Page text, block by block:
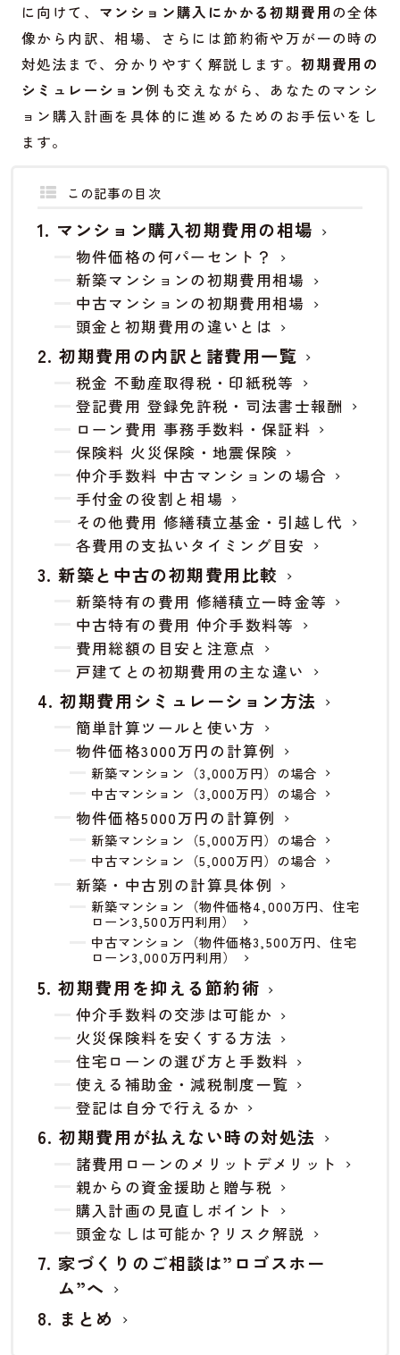
に向けて、 マンション購入にかかる初期費用の全体
像から内訳、相場、さらには節約術や万が一の時の
対処法まで、分かりやすく解説します。初期費用の
シミュレーション例も交えながら、あなたのマンシ
ョン購入計画を具体的に進めるためのお手伝いをし
ます。
この記事の目次
マンション購入初期費用の相場
物件価格の何パーセント？
新築マンションの初期費用相場
中古マンションの初期費用相場
頭金と初期費用の違いとは
初期費用の内訳と諸費用一覧
税金 不動産取得税・印紙税等
登記費用 登録免許税・司法書士報酬
ローン費用 事務手数料・保証料
保険料 火災保険・地震保険
仲介手数料 中古マンションの場合
手付金の役割と相場
その他費用 修繕積立基金・引越し代
各費用の支払いタイミング目安
新築と中古の初期費用比較
新築特有の費用 修繕積立一時金等
中古特有の費用 仲介手数料等
費用総額の目安と注意点
戸建てとの初期費用の主な違い
初期費用シミュレーション方法
簡単計算ツールと使い方
物件価格3000万円の計算例
新築マンション（3,000万円）の場合
中古マンション（3,000万円）の場合
物件価格5000万円の計算例
新築マンション（5,000万円）の場合
中古マンション（5,000万円）の場合
新築・中古別の計算具体例
新築マンション（物件価格4,000万円、住宅
ローン3,500万円利用）
中古マンション（物件価格3,500万円、住宅
ローン3,000万円利用）
初期費用を抑える節約術
仲介手数料の交渉は可能か
火災保険料を安くする方法
住宅ローンの選び方と手数料
使える補助金・減税制度一覧
登記は自分で行えるか
初期費用が払えない時の対処法
諸費用ローンのメリットデメリット
親からの資金援助と贈与税
購入計画の見直しポイント
頭金なしは可能か？リスク解説
家づくりのご相談は”ロゴスホー
ム”へ
まとめ